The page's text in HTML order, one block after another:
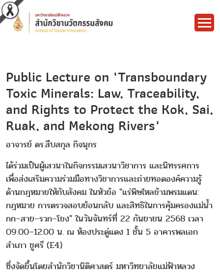
Public Lecture on "Transboundary
Toxic Minerals: Law, Traceability,
and Rights to Protect the Kok, Sai,
Ruak, and Mekong Rivers"
อาจารย์ ดร.สืบสกุล กิจนุกร
ได้ร่วมเป็นผู้เสวนาในกิจกรรมเสวนาวิชาการ และนิทรรศการ
เพื่อส่งเสริมความร่วมมือทางวิชาการและถ่ายทอดองค์ความรู้
ด้านกฎหมายให้กับสังคม ในหัวข้อ "แร่พิษไหลข้ามพรมแดน:
กฎหมาย การตรวจสอบย้อนกลับ และสิทธิในการคุ้มครองแม่น้ำ
กก–สาย–รวก–โขง" ในวันจันทร์ที่ 22 กันยายน 2568 เวลา
09.00–12.00 น. ณ ห้องประดู่แดง 1 ชั้น 5 อาคารพลเอก
สำเภา ชูศรี (E4)
ซึ่งจัดขึ้นโดยสำนักวิชานิติศาสตร์ มหาวิทยาลัยแม่ฟ้าหลวง